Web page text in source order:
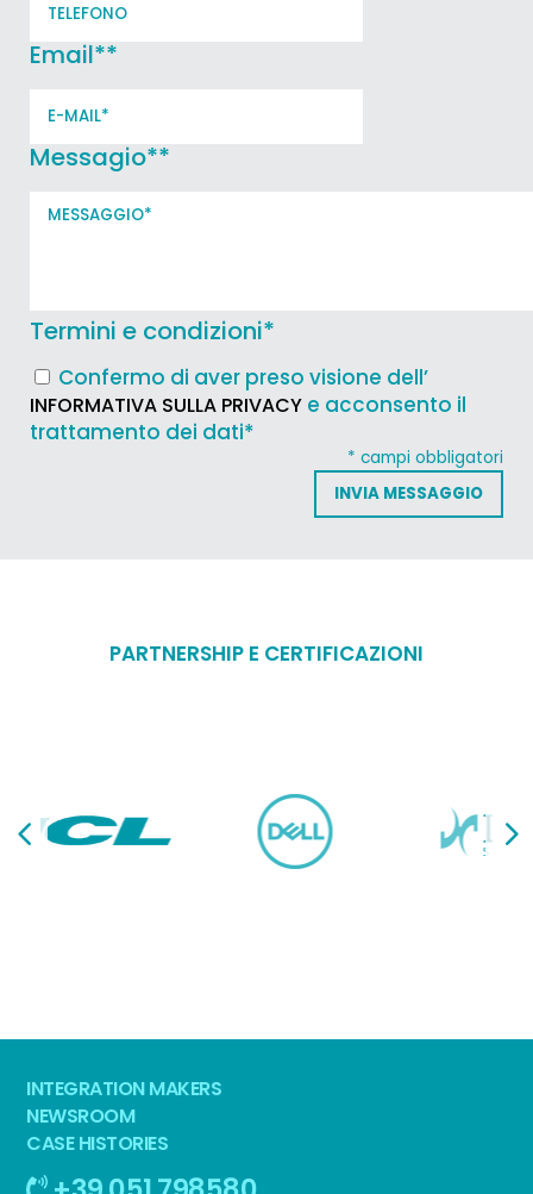
Email**
Messagio**
Termini e condizioni*
Confermo di aver preso visione dell’
INFORMATIVA SULLA PRIVACY e acconsento il
trattamento dei dati*
* campi obbligatori
PARTNERSHIP E CERTIFICAZIONI
INTEGRATION MAKERS
NEWSROOM
CASE HISTORIES